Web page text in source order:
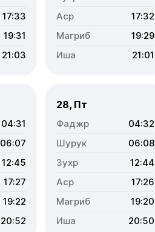
17:33
19:31
21:03
17:32
19:29
21:01
04:31
06:07
12:45
17:27
19:22
20:52
28, Пт
04:32
06:08
12:44
17:26
19:20
20:50